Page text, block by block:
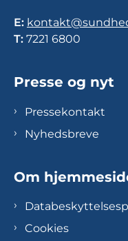
E:
T: 7221 6800
Presse og nyt
Pressekontakt
Nyhedsbreve
Om
Cookies